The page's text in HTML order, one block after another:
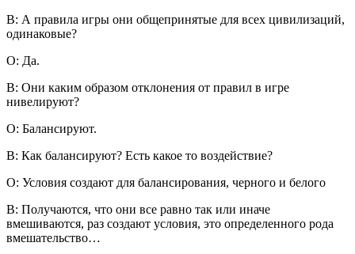
В: А правила игры они общепринятые для всех цивилизаций,
одинаковые?
О: Да.
В: Они каким образом отклонения от правил в игре
нивелируют?
О: Балансируют.
В: Как балансируют? Есть какое то воздействие?
О: Условия создают для балансирования, черного и белого
В: Получаются, что они все равно так или иначе
вмешиваются, раз создают условия, это определенного рода
вмешательство…